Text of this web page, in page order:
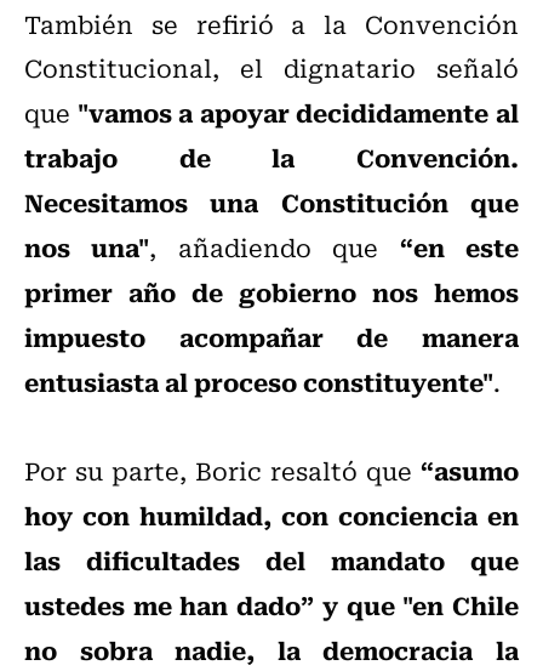
También se refirió a la Convención
Constitucional, el dignatario señaló
que "vamos a apoyar decididamente al
trabajo de la Convención.
Necesitamos una Constitución que
nos una", añadiendo que “en este
primer año de gobierno nos hemos
impuesto acompañar de manera
entusiasta al proceso constituyente".
Por su parte, Boric resaltó que “asumo
hoy con humildad, con conciencia en
las dificultades del mandato que
ustedes me han dado” y que "en Chile
no sobra nadie, la democracia la